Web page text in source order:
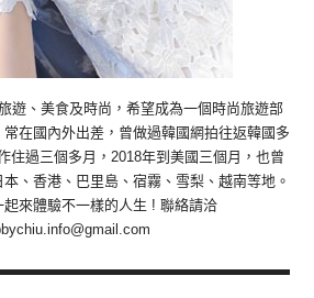
遊、美食及時尚，希望成為一個時尚旅遊部
在國內外出差，曾做過韓國網拍往返韓國多
住過三個多月，2018年到美國三個月，也曾
、香港、巴里島、宿霧、雪梨、越南等地。
起來體驗不一樣的人生 ! 聯絡請洽